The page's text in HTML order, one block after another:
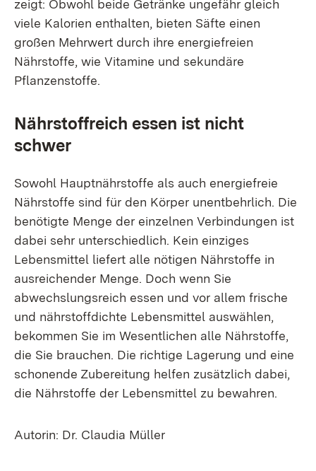
zeigt: Obwohl beide Getränke ungefähr gleich
viele Kalorien enthalten, bieten Säfte einen
großen Mehrwert durch ihre energiefreien
Nährstoffe, wie Vitamine und sekundäre
Pflanzenstoffe.
Nährstoffreich essen ist nicht
schwer
Sowohl Hauptnährstoffe als auch energiefreie
Nährstoffe sind für den Körper unentbehrlich. Die
benötigte Menge der einzelnen Verbindungen ist
dabei sehr unterschiedlich. Kein einziges
Lebensmittel liefert alle nötigen Nährstoffe in
ausreichender Menge. Doch wenn Sie
abwechslungsreich essen und vor allem frische
und nährstoffdichte Lebensmittel auswählen,
bekommen Sie im Wesentlichen alle Nährstoffe,
die Sie brauchen. Die richtige Lagerung und eine
schonende Zubereitung helfen zusätzlich dabei,
die Nährstoffe der Lebensmittel zu bewahren.
Autorin: Dr. Claudia Müller